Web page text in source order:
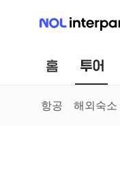
NOL 인터파크
홈 투어
항공 해외숙소